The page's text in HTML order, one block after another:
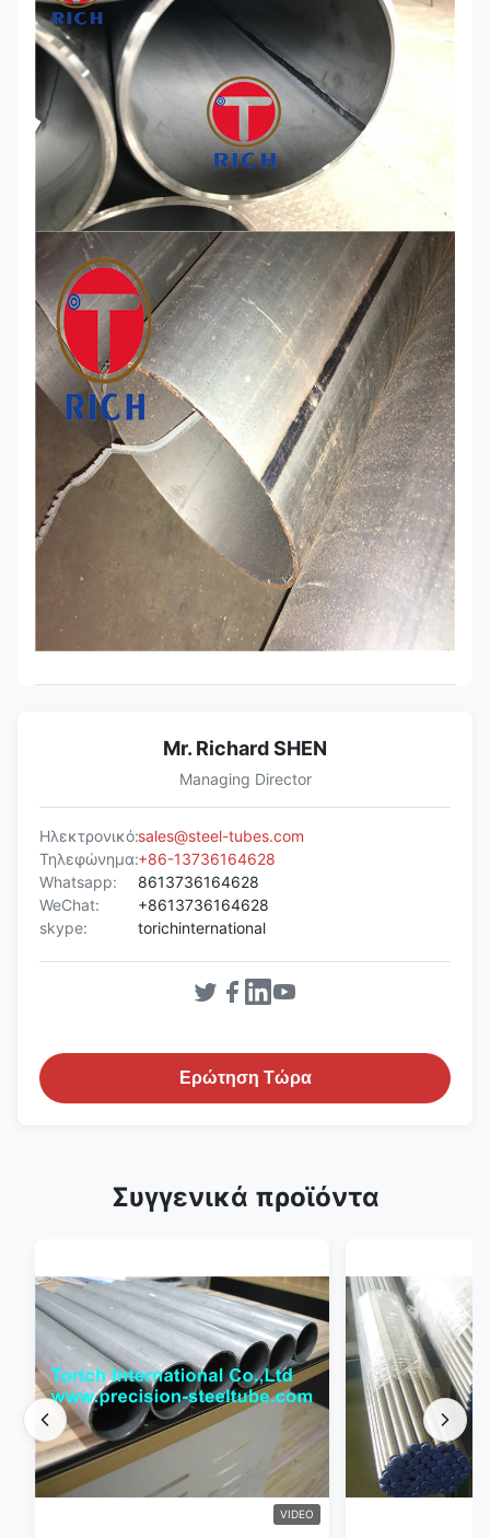
c
Mr. Richard SHEN
Managing Director
Ηλεκτρονικό:sales@steel-tubes.com
Τηλεφώνημα:+86-13736164628
Whatsapp:
8613736164628
WeChat:
+8613736164628
skype:
torichinternational
Ερώτηση Τώρα
Συγγενικά προϊόντα
VIDEO